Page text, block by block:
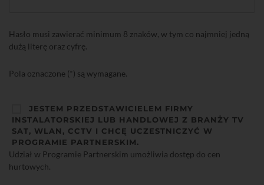
Hasło musi zawierać minimum 8 znaków, w tym co najmniej jedną
dużą literę oraz cyfrę.
Pola oznaczone (*) są wymagane.
JESTEM PRZEDSTAWICIELEM FIRMY
INSTALATORSKIEJ LUB HANDLOWEJ Z BRANŻY TV
SAT, WLAN, CCTV I CHCĘ UCZESTNICZYĆ W
PROGRAMIE PARTNERSKIM.
Udział w Programie Partnerskim umożliwia dostęp do cen
hurtowych.